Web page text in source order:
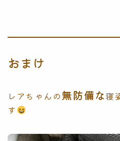
おまけ
レアちゃんの無防備な寝
す